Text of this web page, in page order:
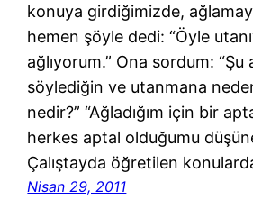
konuya girdiğimizde,
hemen şöyle dedi: “Öyle
ağlıyorum.” Ona sordum:
söylediğin ve utanmana
nedir?” “Ağladığım için bir
herkes aptal olduğumu
Çalıştayda öğretilen
Nisan 29, 2011